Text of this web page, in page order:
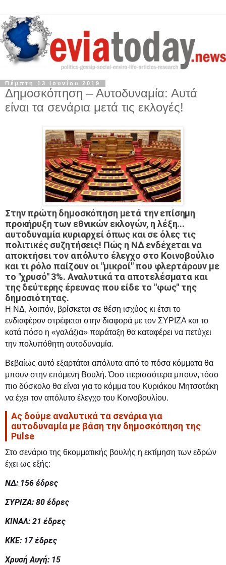
Πέμπτη 13 Ιουνίου 2019
Δημοσκόπηση – Αυτοδυναμία: Αυτά
είναι τα σενάρια μετά τις εκλογές!
Στην πρώτη δημοσκόπηση μετά την επίσημη
προκήρυξη των εθνικών εκλογών, η λέξη...
αυτοδυναμία κυριαρχεί όπως και σε όλες τις
πολιτικές συζητήσεις! Πώς η ΝΔ ενδέχεται να
αποκτήσει τον απόλυτο έλεγχο στο Κοινοβούλιο
και τι ρόλο παίζουν οι "μικροί" που φλερτάρουν με
το "χρυσό" 3%. Αναλυτικά τα αποτελέσματα και
της δεύτερης έρευνας που είδε το "φως" της
δημοσιότητας.
Η ΝΔ, λοιπόν, βρίσκεται σε θέση ισχύος κι έτσι το
ενδιαφέρον στρέφεται στην διαφορά με τον ΣΥΡΙΖΑ και το
κατά πόσο η «γαλάζια» παράταξη θα καταφέρει να πετύχει
την πολυπόθητη αυτοδυναμία.
Βεβαίως αυτό εξαρτάται απόλυτα από το πόσα κόμματα θα
μπουν στην επόμενη Βουλή. Όσο περισσότερα μπουν, τόσο
πιο δύσκολο θα είναι για το κόμμα του Κυριάκου Μητσοτάκη
να έχει τον απόλυτο έλεγχο του Κοινοβουλίου.
Ας δούμε αναλυτικά τα σενάρια για
αυτοδυναμία με βάση την δημοσκόπηση της
Pulse
Στο σενάριο της 6κομματικής βουλής η εκτίμηση των εδρών
έχει ως εξής:
ΝΔ: 156 έδρες
ΣΥΡΙΖΑ: 80 έδρες
ΚΙΝΑΛ: 21 έδρες
ΚΚΕ: 17 έδρες
Χρυσή Αυγή: 15